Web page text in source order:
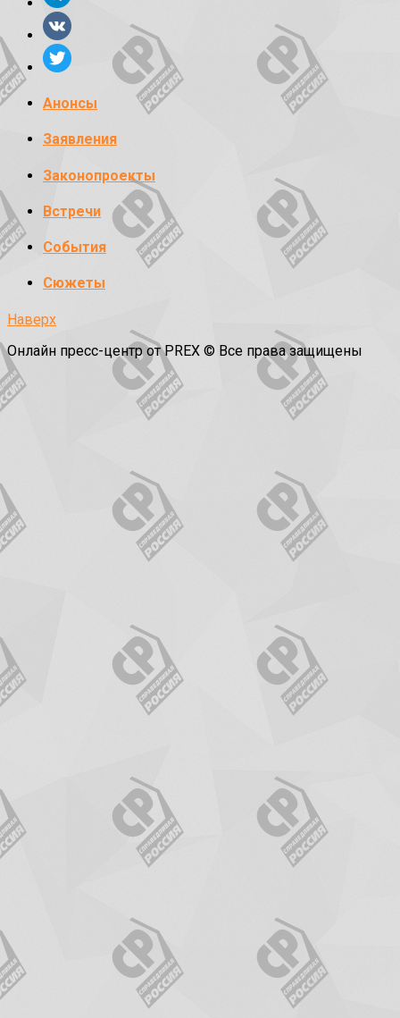
Анонсы
Заявления
Законопроекты
Встречи
События
Сюжеты
Наверх
Онлайн пресс-центр от PREX © Все права защищены